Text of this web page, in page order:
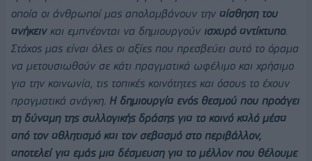
οποία οι άνθρωποί μας απολαμβάνουν την αίσθηση του
ανήκεινκαι εμπνέονται να δημιουργούν ισχυρό αντίκτυπο.
Στόχος μας είναι όλες οι αξίες που πρεσβεύει αυτό το όραμα
να μετουσιωθούν σε κάτι πραγματικά ωφέλιμο και χρήσιμο
για την κοινωνία, τις τοπικές κοινότητες και όσους το έχουν
πραγματικά ανάγκη. Η δημιουργία ενός θεσμού που προάγει
τη δύναμη της συλλογικής δράσης για το κοινό καλό μέσα
από τον αθλητισμό και τον σεβασμό στο περιβάλλον,
αποτελεί για εμάς μια δέσμευση για το μέλλον που θέλουμε